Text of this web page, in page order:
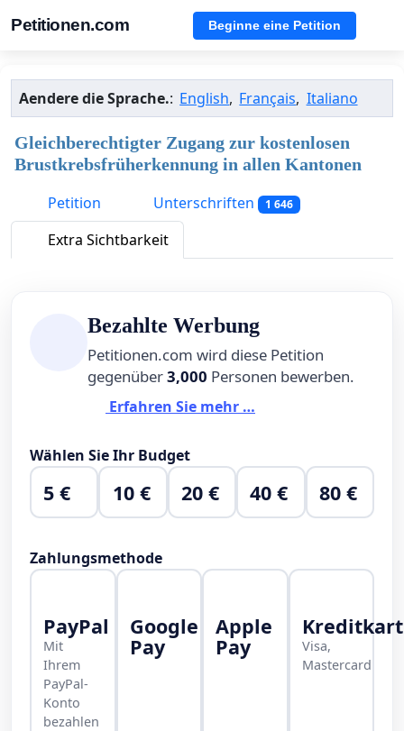
Petitionen.com Beginne eine Petition
Aendere die Sprache.: English, Français, Italiano
Gleichberechtigter Zugang zur kostenlosen
Brustkrebsfrüherkennung in allen Kantonen
Petition
Unterschriften 1 646
Extra Sichtbarkeit
Bezahlte Werbung
Petitionen.com wird diese Petition
gegenüber3,000 Personen bewerben.
Erfahren Sie mehr …
Wählen Sie Ihr Budget
5 € 10 € 20 € 40 € 80 €
Zahlungsmethode
PayPal
Mit
Ihrem
PayPal-
Konto
bezahlen
Google
Pay
Apple
Pay
Visa,
Mastercard